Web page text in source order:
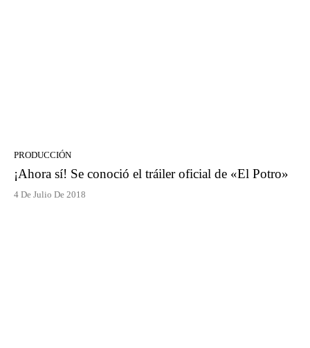
PRODUCCIÓN
¡Ahora sí! Se conoció el tráiler oficial de «El Potro»
4 De Julio De 2018